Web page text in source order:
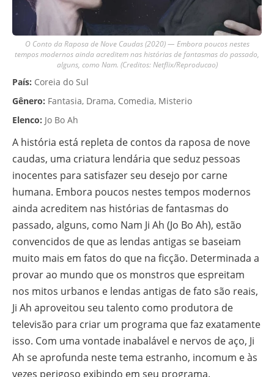
O Conto da Raposa de Nove Caudas (2020) — Embora poucos nestes
tempos modernos ainda acreditem nas histórias de fantasmas do passado,
alguns, como Nam. (Creditos: Netflix/Reproducao)
País: Coreia do Sul
Gênero: Fantasia, Drama, Comedia, Misterio
Elenco: Jo Bo Ah
A história está repleta de contos da raposa de nove
caudas, uma criatura lendária que seduz pessoas
inocentes para satisfazer seu desejo por carne
humana. Embora poucos nestes tempos modernos
ainda acreditem nas histórias de fantasmas do
passado, alguns, como Nam Ji Ah (Jo Bo Ah), estão
convencidos de que as lendas antigas se baseiam
muito mais em fatos do que na ficção. Determinada a
provar ao mundo que os monstros que espreitam
nos mitos urbanos e lendas antigas de fato são reais,
Ji Ah aproveitou seu talento como produtora de
televisão para criar um programa que faz exatamente
isso. Com uma vontade inabalável e nervos de aço, Ji
Ah se aprofunda neste tema estranho, incomum e às
vezes perigoso exibindo em seu programa.